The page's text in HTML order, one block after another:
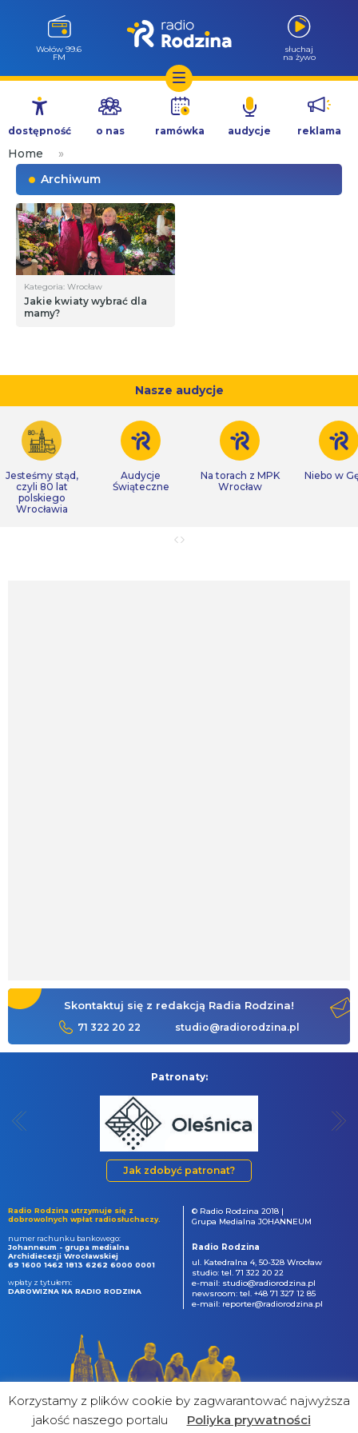
Przejdź
treści
Wołów 99.6
FM
słuchaj
na żywo
dostępność o nas ramówka audycje reklama
Home
»
Archiwum
Kategoria: Wrocław
Jakie kwiaty wybrać dla
mamy?
Nasze audycje
Jesteśmy stąd,
czyli 80 lat
polskiego
Wrocławia
Audycje
Świąteczne
Na torach z MPK
Wrocław
Niebo w
Skontaktuj się z redakcją Radia Rodzina!
71 322 20 22 studio@radiorodzina.pl
Patronaty:
Jak zdobyć patronat?
Radio Rodzina utrzymuje się z
dobrowolnych wpłat radiosłuchaczy.
numer rachunku bankowego:
Johanneum - grupa medialna
Archidiecezji Wrocławskiej
69 1600 1462 1813 6262 6000 0001
wpłaty z tytułem:
DAROWIZNA NA RADIO RODZINA
© Radio Rodzina 2018 |
Grupa Medialna JOHANNEUM
Radio Rodzina
ul. Katedralna 4, 50-328 Wrocław
studio: tel. 71 322 20 22
e-mail: studio@radiorodzina.pl
newsroom: tel. +48 71 327 12 85
e-mail: reporter@radiorodzina.pl
Korzystamy z plików cookie by zagwarantować najwyższa
jakość naszego portalu
Poliyka prywatności